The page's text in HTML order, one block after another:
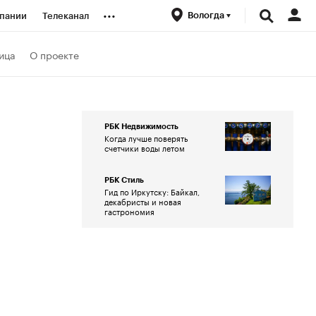
Телеканал ... Вологда
О проекте
РБК Недвижимость
Когда лучше поверять
счетчики воды летом
РБК Стиль
Гид по Иркутску: Байкал,
декабристы и новая
гастрономия